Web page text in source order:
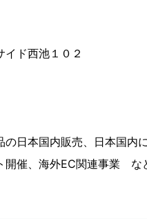
ド西池１０２
日本国内販売、日本国内
開催、海外EC関連事業 な